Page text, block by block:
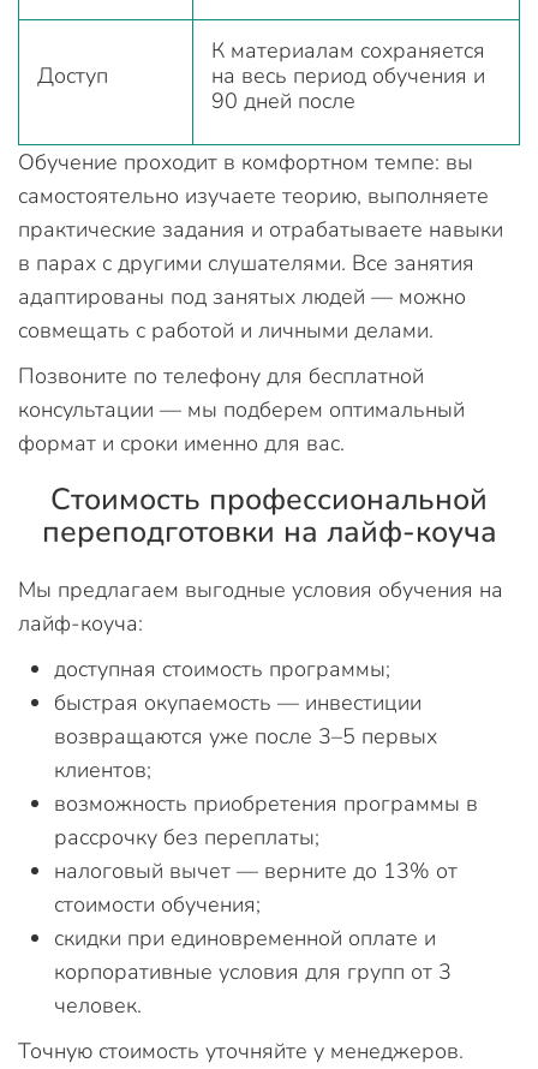
Доступ
К материалам сохраняется
на весь период обучения и
90 дней после
Обучение проходит в комфортном темпе: вы
самостоятельно изучаете теорию, выполняете
практические задания и отрабатываете навыки
в парах с другими слушателями. Все занятия
адаптированы под занятых людей — можно
совмещать с работой и личными делами.
Позвоните по телефону для бесплатной
консультации — мы подберем оптимальный
формат и сроки именно для вас.
Стоимость профессиональной
переподготовки на лайф-коуча
Мы предлагаем выгодные условия обучения на
лайф-коуча:
доступная стоимость программы;
быстрая окупаемость — инвестиции
возвращаются уже после 3–5 первых
клиентов;
возможность приобретения программы в
рассрочку без переплаты;
налоговый вычет — верните до 13% от
стоимости обучения;
скидки при единовременной оплате и
корпоративные условия для групп от 3
человек.
Точную стоимость уточняйте у менеджеров.